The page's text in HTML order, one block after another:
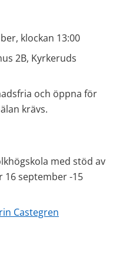
klockan 13:00
2B, Kyrkeruds
och öppna för
krävs.
med stöd av
16 september -15
Castegren